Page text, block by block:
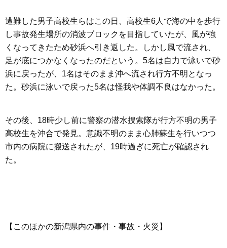
遭難した男子高校生らはこの日、高校生6人で海の中を歩行
し事故発生場所の消波ブロックを目指していたが、風が強
くなってきたため砂浜へ引き返した。しかし風で流され、
足が底につかなくなったのだという。5名は自力で泳いで砂
浜に戻ったが、1名はそのまま沖へ流され行方不明となっ
た。砂浜に泳いで戻った5名は怪我や体調不良はなかった。
その後、18時少し前に警察の潜水捜索隊が行方不明の男子
高校生を沖合で発見。意識不明のまま心肺蘇生を行いつつ
市内の病院に搬送されたが、19時過ぎに死亡が確認され
た。
【このほかの新潟県内の事件・事故・火災】